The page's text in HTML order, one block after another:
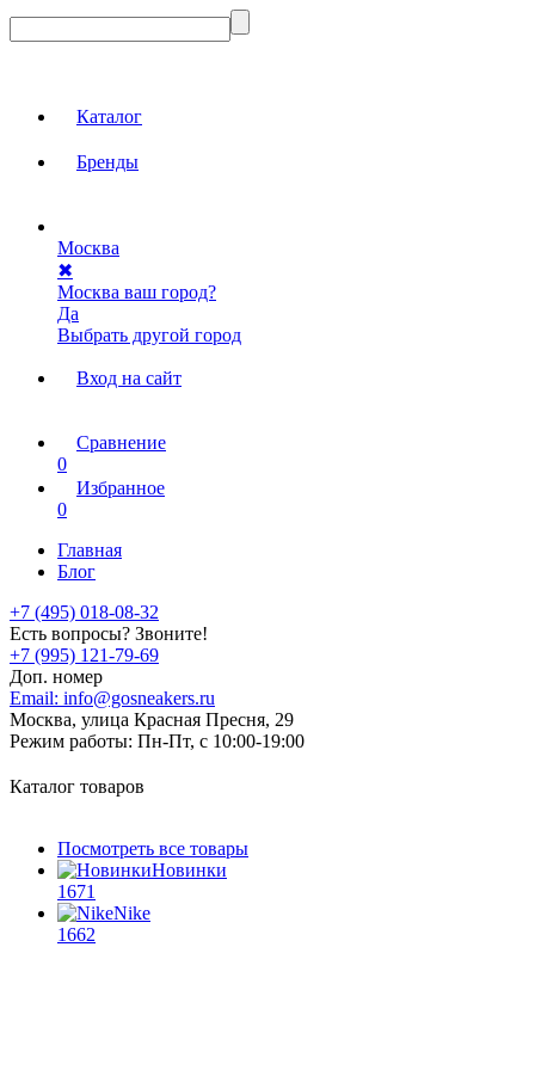
Каталог
Бренды
Москва
✖
Москва ваш город?
Да
Выбрать другой город
Вход на сайт
Сравнение
0
Избранное
0
Главная
Блог
+7 (495) 018-08-32
Есть вопросы? Звоните!
+7 (995) 121-79-69
Доп. номер
Email: info@gosneakers.ru
Москва, улица Красная Пресня, 29
Режим работы: Пн-Пт, с 10:00-19:00
Каталог товаров
Посмотреть все товары
Новинки
1671
Nike
1662